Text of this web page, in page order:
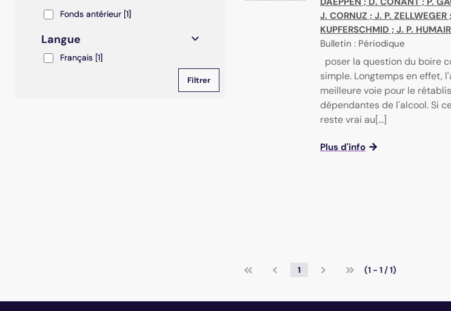
Fonds antérieur
Fonds antérieur [1]
Langue
Français
Français [1]
J. CORNUZ ; J. P. ZELLWEGER ;
KUPFERSCHMID ; J. P. HUMAIR
Bulletin : Périodique
poser la question du boire
simple. Longtemps en effet,
meilleure voie pour le
dépendantes de l'alcool. Si
reste vrai au[...]
Plus d'info
1 (1 - 1 / 1)